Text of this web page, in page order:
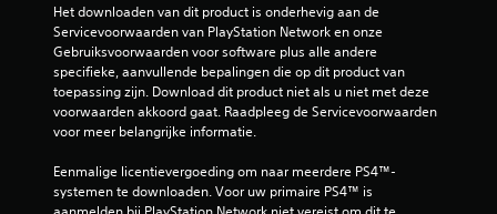
Het downloaden van dit product is onderhevig aan de
Servicevoorwaarden van PlayStation Network en onze
Gebruiksvoorwaarden voor software plus alle andere
specifieke, aanvullende bepalingen die op dit product van
toepassing zijn. Download dit product niet als u niet met deze
voorwaarden akkoord gaat. Raadpleeg de Servicevoorwaarden
voor meer belangrijke informatie.
Eenmalige licentievergoeding om naar meerdere PS4™-
systemen te downloaden. Voor uw primaire PS4™ is